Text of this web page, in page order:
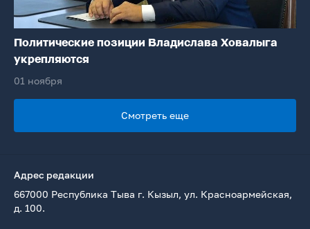
Политические позиции Владислава Ховалыга
укрепляются
01 ноября
Смотреть еще
Адрес редакции
667000 Республика Тыва г. Кызыл, ул. Красноармейская,
д. 100.